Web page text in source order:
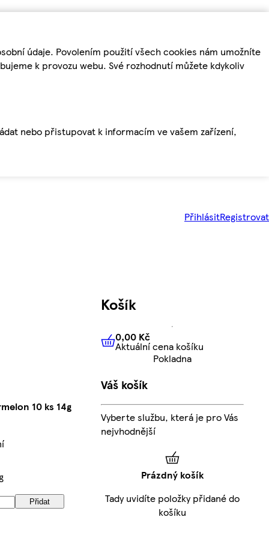
údaje. Povolením použití všech cookies nám umožníte
k provozu webu. Své rozhodnutí můžete kdykoliv
nebo přistupovat k informacím ve vašem zařízení,
PřihlásitRegistrovat
10 ks 14g
Přidat
Košík
0,00 KčAktuální cena košíku
0,00 Kč
Aktuální cena košíku
Pokladna
Váš košík
Vyberte službu, která je pro Vás
nejvhodnější
Prázdný košík
Tady uvidíte položky přidané do
košíku